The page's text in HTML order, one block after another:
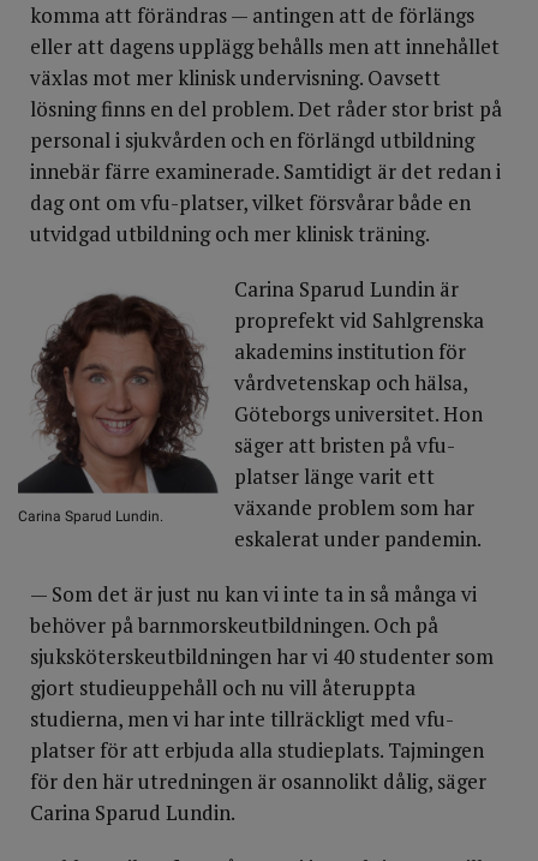
komma att förändras — antingen att de förlängs
eller att dagens upplägg behålls men att innehållet
växlas mot mer klinisk undervisning. Oavsett
lösning finns en del problem. Det råder stor brist på
personal i sjukvården och en förlängd utbildning
innebär färre examinerade. Samtidigt är det redan i
dag ont om vfu-platser, vilket försvårar både en
utvidgad utbildning och mer klinisk träning.
Carina Sparud Lundin.
Carina Sparud Lundin är
proprefekt vid Sahlgrenska
akademins institution för
vårdvetenskap och hälsa,
Göteborgs universitet. Hon
säger att bristen på vfu-
platser länge varit ett
växande problem som har
eskalerat under pandemin.
— Som det är just nu kan vi inte ta in så många vi
behöver på barnmorskeutbildningen. Och på
sjuksköterskeutbildningen har vi 40 studenter som
gjort studieuppehåll och nu vill återuppta
studierna, men vi har inte tillräckligt med vfu-
platser för att erbjuda alla studieplats. Tajmingen
för den här utredningen är osannolikt dålig, säger
Carina Sparud Lundin.